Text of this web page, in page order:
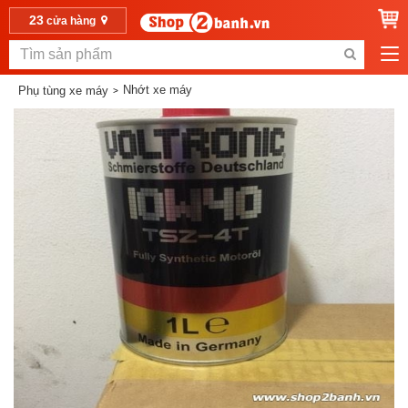
23cửa hàng
Phụ tùng xe máy Nhớt xe máy